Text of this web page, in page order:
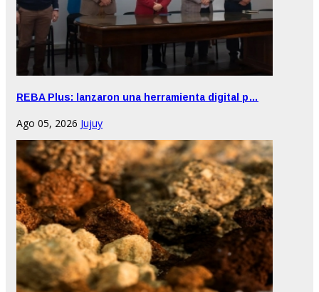
REBA Plus: lanzaron una herramienta digital p…
Ago 05, 2026 Jujuy